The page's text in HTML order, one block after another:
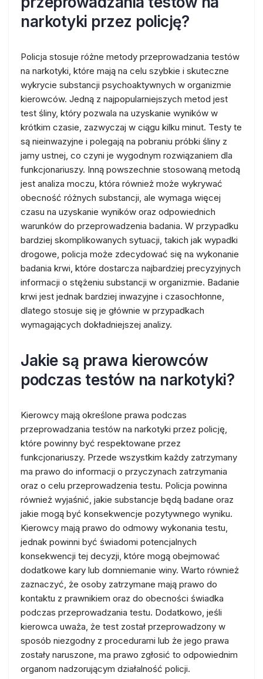
narkotyki przez policję?
Policja stosuje różne metody przeprowadzania testów
na narkotyki, które mają na celu szybkie i skuteczne
wykrycie substancji psychoaktywnych w organizmie
kierowców. Jedną z najpopularniejszych metod jest
test śliny, który pozwala na uzyskanie wyników w
krótkim czasie, zazwyczaj w ciągu kilku minut. Testy te
są nieinwazyjne i polegają na pobraniu próbki śliny z
jamy ustnej, co czyni je wygodnym rozwiązaniem dla
funkcjonariuszy. Inną powszechnie stosowaną metodą
jest analiza moczu, która również może wykrywać
obecność różnych substancji, ale wymaga więcej
czasu na uzyskanie wyników oraz odpowiednich
warunków do przeprowadzenia badania. W przypadku
bardziej skomplikowanych sytuacji, takich jak wypadki
drogowe, policja może zdecydować się na wykonanie
badania krwi, które dostarcza najbardziej precyzyjnych
informacji o stężeniu substancji w organizmie. Badanie
krwi jest jednak bardziej inwazyjne i czasochłonne,
dlatego stosuje się je głównie w przypadkach
wymagających dokładniejszej analizy.
Jakie są prawa kierowców
podczas testów na narkotyki?
Kierowcy mają określone prawa podczas
przeprowadzania testów na narkotyki przez policję,
które powinny być respektowane przez
funkcjonariuszy. Przede wszystkim każdy zatrzymany
ma prawo do informacji o przyczynach zatrzymania
oraz o celu przeprowadzenia testu. Policja powinna
również wyjaśnić, jakie substancje będą badane oraz
jakie mogą być konsekwencje pozytywnego wyniku.
Kierowcy mają prawo do odmowy wykonania testu,
jednak powinni być świadomi potencjalnych
konsekwencji tej decyzji, które mogą obejmować
dodatkowe kary lub domniemanie winy. Warto również
zaznaczyć, że osoby zatrzymane mają prawo do
kontaktu z prawnikiem oraz do obecności świadka
podczas przeprowadzania testu. Dodatkowo, jeśli
kierowca uważa, że test został przeprowadzony w
sposób niezgodny z procedurami lub że jego prawa
zostały naruszone, ma prawo zgłosić to odpowiednim
organom nadzorującym działalność policji.